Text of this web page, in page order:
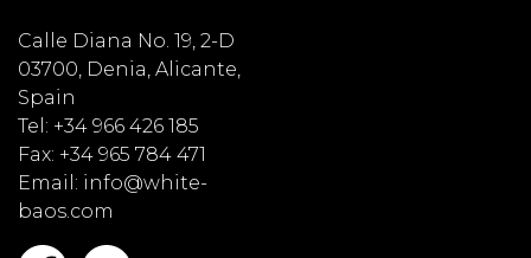
Calle Diana No. 19, 2-D
03700, Denia, Alicante,
Spain
Tel: +34 966 426 185
Fax: +34 965 784 471
Email: info@white-
baos.com